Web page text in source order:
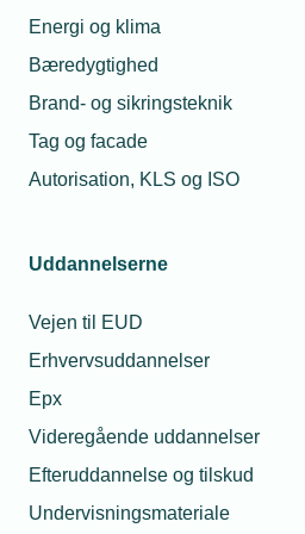
Energi og klima
Bæredygtighed
Brand- og sikringsteknik
Tag og facade
Autorisation, KLS og ISO
Uddannelserne
Vejen til EUD
Erhvervsuddannelser
Epx
Videregående uddannelser
Efteruddannelse og tilskud
Undervisningsmateriale
Hvad gør du når